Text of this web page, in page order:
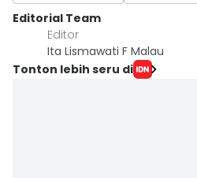
Editorial Team
Editor
Ita Lismawati F Malau
Tonton lebih seru di